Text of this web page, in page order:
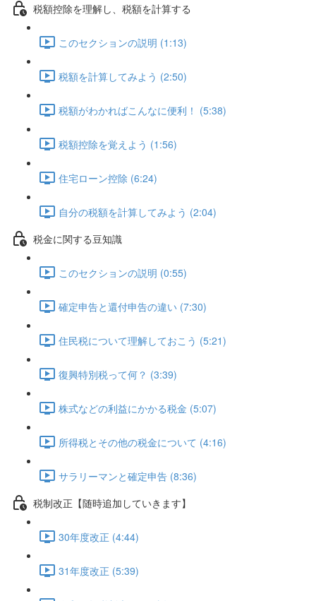
税額控除を理解し、税額を計算する
このセクションの説明 (1:13)
税額を計算してみよう (2:50)
税額がわかればこんなに便利！ (5:38)
税額控除を覚えよう (1:56)
住宅ローン控除 (6:24)
自分の税額を計算してみよう (2:04)
税金に関する豆知識
このセクションの説明 (0:55)
確定申告と還付申告の違い (7:30)
住民税について理解しておこう (5:21)
復興特別税って何？ (3:39)
株式などの利益にかかる税金 (5:07)
所得税とその他の税金について (4:16)
サラリーマンと確定申告 (8:36)
税制改正【随時追加していきます】
30年度改正 (4:44)
31年度改正 (5:39)